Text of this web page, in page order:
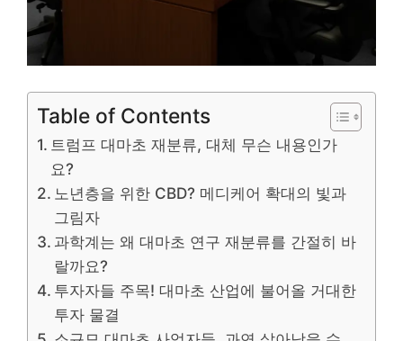
Table of Contents
트럼프 대마초 재분류, 대체 무슨 내용인가
요?
노년층을 위한 CBD? 메디케어 확대의 빛과
그림자
과학계는 왜 대마초 연구 재분류를 간절히 바
랄까요?
투자자들 주목! 대마초 산업에 불어올 거대한
투자 물결